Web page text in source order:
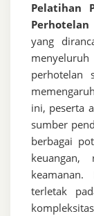
Pelatihan
Perhotelan
yang
perhotelan
ini, peserta
sumber
berbagai
keuangan,
terletak